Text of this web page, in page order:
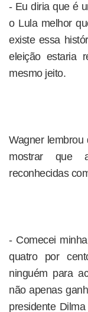
- Eu diria que é
o Lula melhor
existe essa
eleição estaria
mesmo jeito.
Wagner lembrou
mostrar que
reconhecidas
- Comecei
quatro por
ninguém para
não apenas
presidente